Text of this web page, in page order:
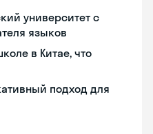
университет с
языков
в Китае, что
подход для